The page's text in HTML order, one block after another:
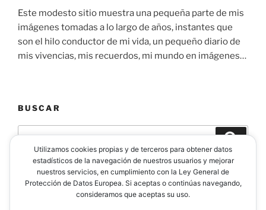
Este modesto sitio muestra una pequeña parte de mis
imágenes tomadas a lo largo de años, instantes que
son el hilo conductor de mi vida, un pequeño diario de
mis vivencias, mis recuerdos, mi mundo en imágenes…
BUSCAR
Buscar
Utilizamos cookies propias y de terceros para obtener datos
estadísticos de la navegación de nuestros usuarios y mejorar
nuestros servicios, en cumplimiento con la Ley General de
Protección de Datos Europea. Si aceptas o continúas navegando,
consideramos que aceptas su uso.